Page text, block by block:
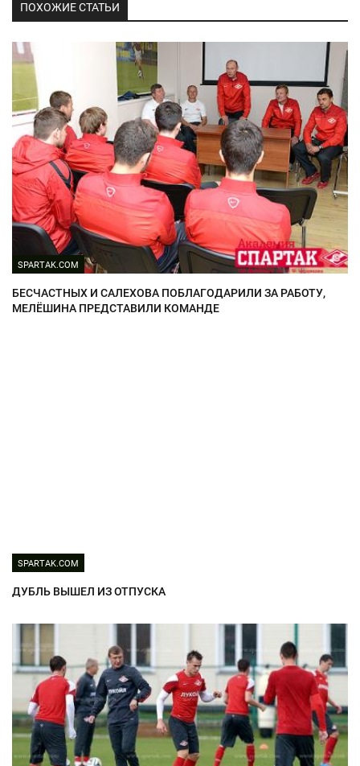
ПОХОЖИЕ СТАТЬИ
SPARTAK.COM
БЕСЧАСТНЫХ И САЛЕХОВА ПОБЛАГОДАРИЛИ ЗА РАБОТУ,
МЕЛЁШИНА ПРЕДСТАВИЛИ КОМАНДЕ
SPARTAK.COM
ДУБЛЬ ВЫШЕЛ ИЗ ОТПУСКА